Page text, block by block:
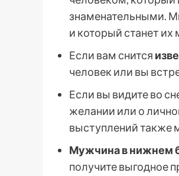
знаменательными.
и который станет
Если вам снится
человек или вы
Если вы видите во
желании или о
выступлений также
Мужчина в нижнем
получите выгодное